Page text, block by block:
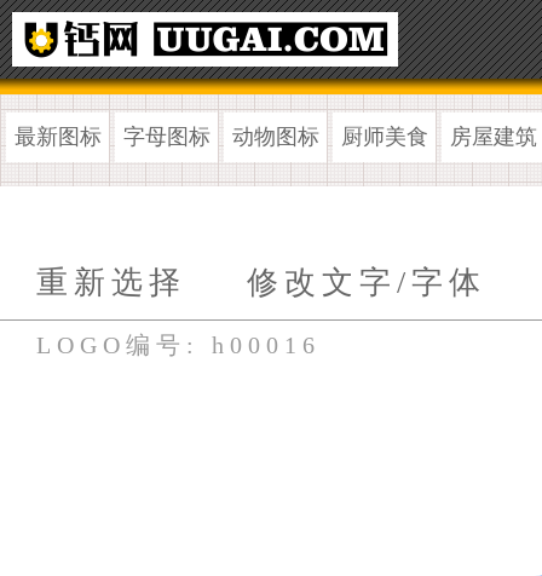
最新图标 字母图标 动物图标 厨师美食 房屋建筑
重新选择 修改文字/字体
LOGO编号: h00016